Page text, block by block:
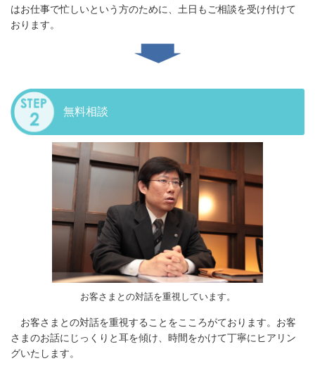
はお仕事で忙しいという方のために、土日もご相談を受け付けて
おります。
無料相談
お客さまとの対話を重視しています。
お客さまとの対話を重視することをこころがております。お客
さまのお話にじっくりと耳を傾け、時間をかけて丁寧にヒアリン
グいたします。